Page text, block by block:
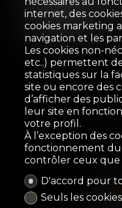
Vendu
Villa
Villars-Ste-Croix
230 m² 1'491 m²
internet, des
cookies marketing
navigation et les
Les cookies non-
etc..) permettent
statistiques sur la
site ou encore des
d’afficher des
leur site en
votre profil.
À l’exception des
fonctionnement du
contrôler ceux que
D'accord pour
Seuls les